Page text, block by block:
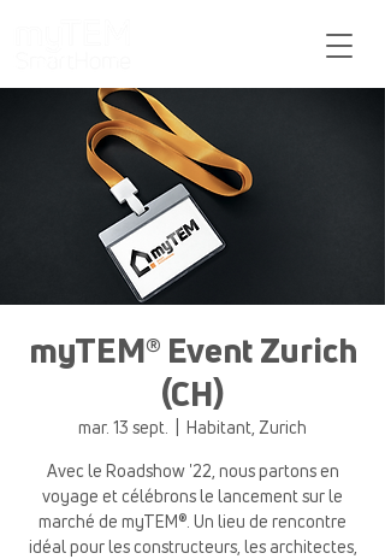
myTEM® Event Zurich
(CH)
mar. 13 sept.
Habitant, Zurich
Avec le Roadshow '22, nous partons en
voyage et célébrons le lancement sur le
marché de myTEM®. Un lieu de rencontre
idéal pour les constructeurs, les architectes,